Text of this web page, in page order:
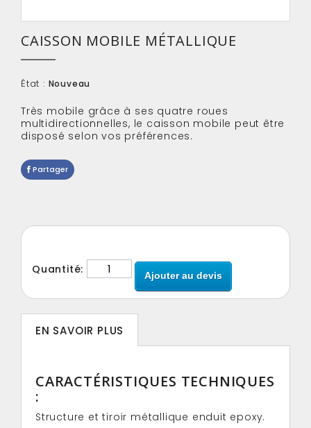
CAISSON MOBILE MÉTALLIQUE
État : Nouveau
Très mobile grâce à ses quatre roues
multidirectionnelles, le caisson mobile peut être
disposé selon vos préférences.
Partager
Quantité: Ajouter au devis
EN SAVOIR PLUS
CARACTÉRISTIQUES TECHNIQUES
:
Structure et tiroir métallique enduit epoxy.